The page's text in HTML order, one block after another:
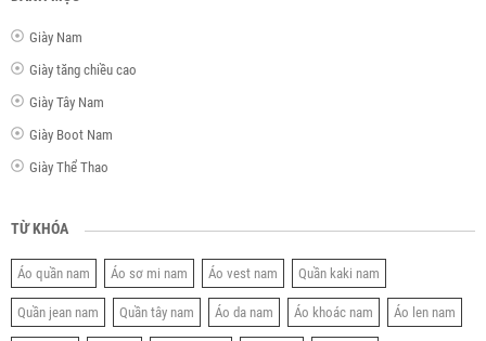
Giày Nam
Giày tăng chiều cao
Giày Tây Nam
Giày Boot Nam
Giày Thể Thao
TỪ KHÓA
Áo quần nam Áo sơ mi nam Áo vest nam Quần kaki nam
Quần jean nam Quần tây nam Áo da nam Áo khoác nam Áo len nam